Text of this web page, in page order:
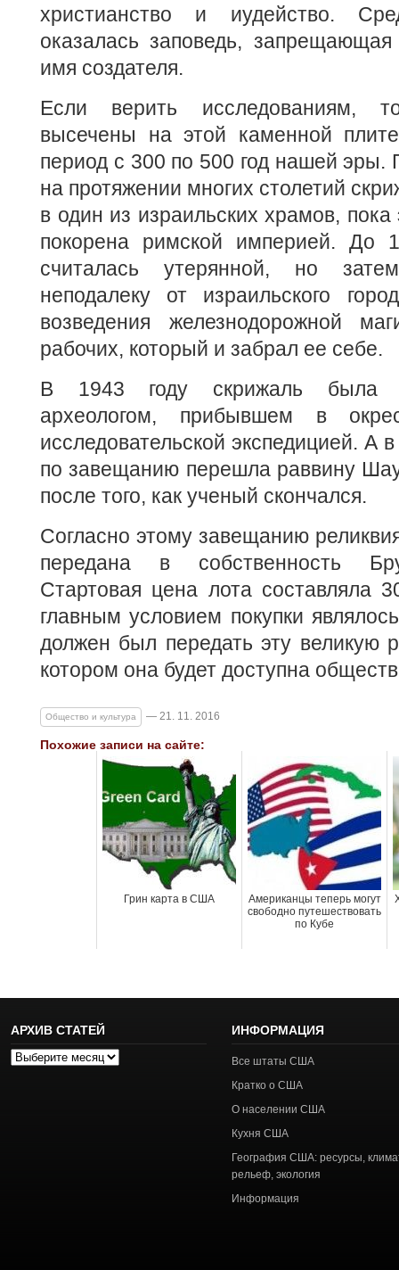
христианство и иудейство.
оказалась заповедь, запрещающая
имя создателя.
Если верить исследованиям,
высечены на этой каменной
период с 300 по 500 год нашей эры.
на протяжении многих столетий
в один из израильских храмов,
покорена римской империей. До
считалась утерянной, но
неподалеку от израильского
возведения железнодорожной
рабочих, который и забрал ее себе.
В 1943 году скрижаль была
археологом, прибывшем в
исследовательской экспедицией. А
по завещанию перешла раввину
после того, как ученый скончался.
Согласно этому завещанию
передана в собственность
Стартовая цена лота составляла
главным условием покупки
должен был передать эту великую
котором она будет доступна
Общество и культура — 21. 11. 2016
Похожие записи на сайте:
Грин карта в США
Американцы теперь могут
свободно путешествовать
по Кубе
АРХИВ СТАТЕЙ
Архив
ИНФОРМАЦИЯ
Все штаты США
Кратко о США
О населении США
Кухня США
География США: ресурсы,
рельеф, экология
Информация